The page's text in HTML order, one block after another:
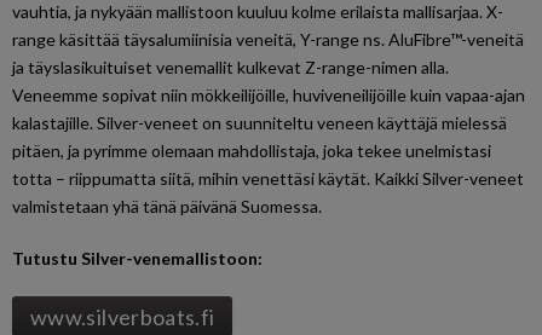
vauhtia, ja nykyään mallistoon kuuluu kolme erilaista mallisarjaa. X-
range käsittää täysalumiinisia veneitä, Y-range ns. AluFibre™-veneitä
ja täyslasikuituiset venemallit kulkevat Z-range-nimen alla.
Veneemme sopivat niin mökkeilijöille, huviveneilijöille kuin vapaa-ajan
kalastajille. Silver-veneet on suunniteltu veneen käyttäjä mielessä
pitäen, ja pyrimme olemaan mahdollistaja, joka tekee unelmistasi
totta – riippumatta siitä, mihin venettäsi käytät. Kaikki Silver-veneet
valmistetaan yhä tänä päivänä Suomessa.
Tutustu Silver-venemallistoon:
www.silverboats.fi